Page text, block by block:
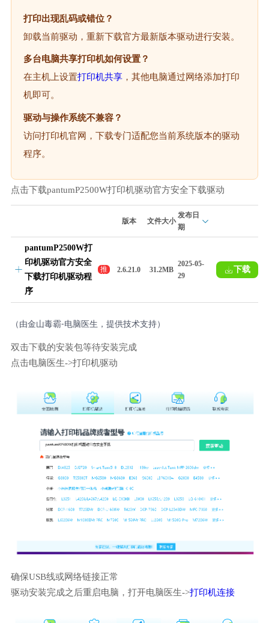
打印出现乱码或错位？
卸载当前驱动，重新下载官方最新版本驱动进行安装。
多台电脑共享打印机如何设置？
在主机上设置打印机共享，其他电脑通过网络添加打印
机即可。
驱动与操作系统不兼容？
访问打印机官网，下载专门适配您当前系统版本的驱动
程序。
点击下载pantumP2500W打印机驱动官方安全下载驱动
版本 文件大小
发布日
期
pantumP2500W打
印机驱动官方安全
下载打印机驱动程
序
推
2.6.21.0 31.2MB
2025-05-
29
下载
（由金山毒霸-电脑医生，提供技术支持）
双击下载的安装包等待安装完成
点击电脑医生->打印机驱动
确保USB线或网络链接正常
驱动安装完成之后重启电脑，打开电脑医生->打印机连接